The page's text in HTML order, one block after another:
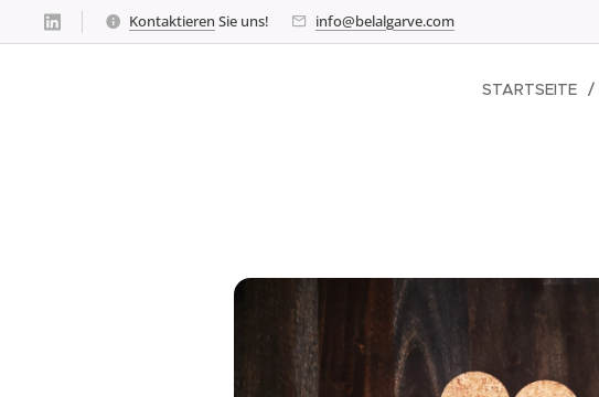
Kontaktieren Sie uns! info@belalgarve.com
STARTSEITE